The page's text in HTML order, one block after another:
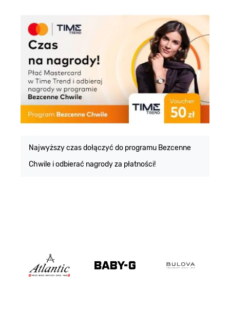
Najwyższy czas dołączyć do programu Bezcenne
Chwile i odbierać nagrody za płatności!